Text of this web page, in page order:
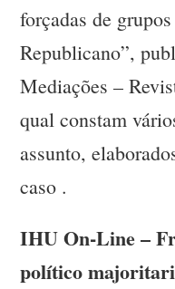
forçadas de
Republicano”,
Mediações –
qual constam
assunto,
caso .
IHU On-Line –
político